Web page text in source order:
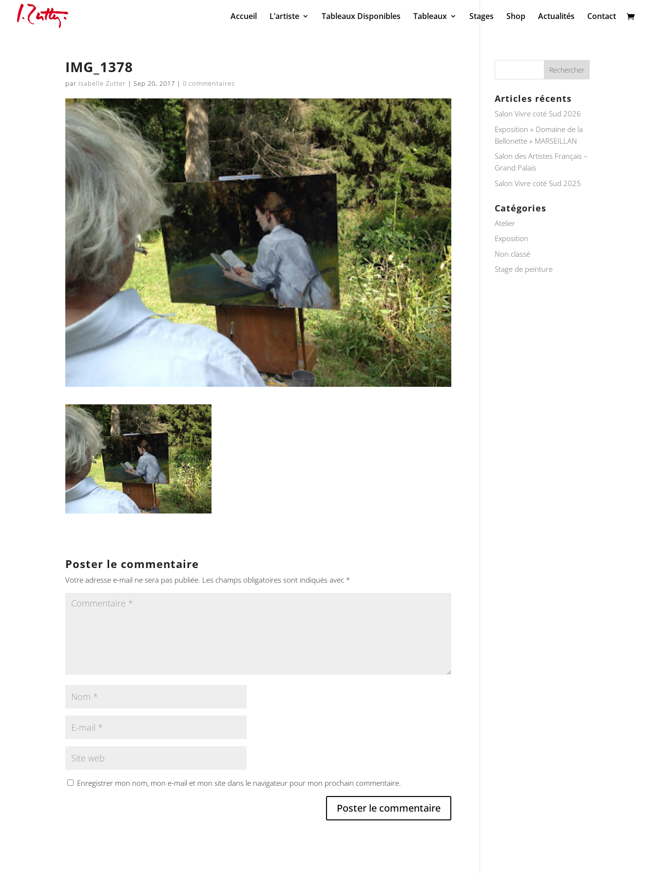
Accueil L’artiste Tableaux Disponibles Tableaux Stages Shop Actualités Contact
IMG_1378
par Isabelle Zutter |Sep 20, 2017 |0 commentaires
Poster le commentaire
Votre adresse e-mail ne sera pas publiée. Les champs obligatoires sont indiqués avec *
Enregistrer mon nom, mon e-mail et mon site dans le navigateur pour mon prochain commentaire.
Articles récents
Salon Vivre coté Sud 2026
Exposition « Domaine de la
Bellonette » MARSEILLAN
Salon des Artistes Français –
Grand Palais
Salon Vivre coté Sud 2025
Catégories
Atelier
Exposition
Non classé
Stage de peinture